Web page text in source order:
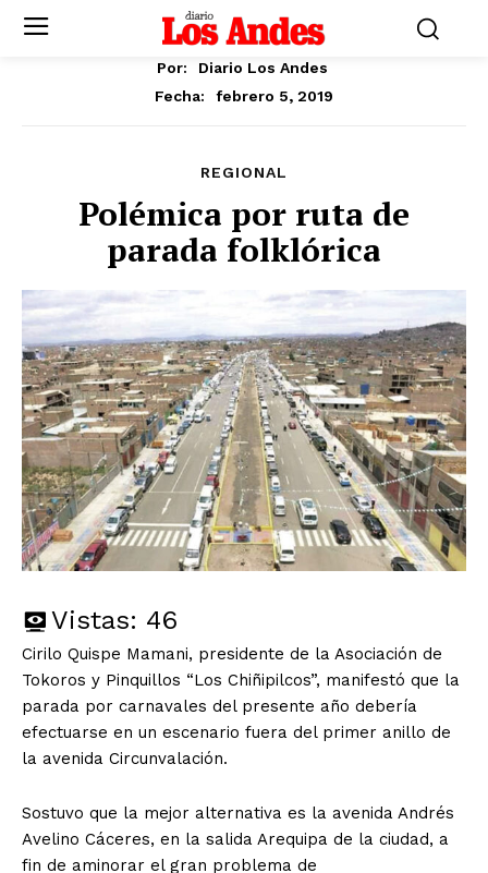
Por:
Diario Los Andes
Fecha:
febrero 5, 2019
REGIONAL
Polémica por ruta de
parada folklórica
Vistas: 46
Cirilo Quispe Mamani, presidente de la Asociación de
Tokoros y Pinquillos “Los Chiñipilcos”, manifestó que la
parada por carnavales del presente año debería
efectuarse en un escenario fuera del primer anillo de
la avenida Circunvalación.
Sostuvo que la mejor alternativa es la avenida Andrés
Avelino Cáceres, en la salida Arequipa de la ciudad, a
fin de aminorar el gran problema de